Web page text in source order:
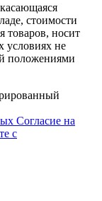
стоимости
товаров, носит
условиях не
положениями
Согласие на
с